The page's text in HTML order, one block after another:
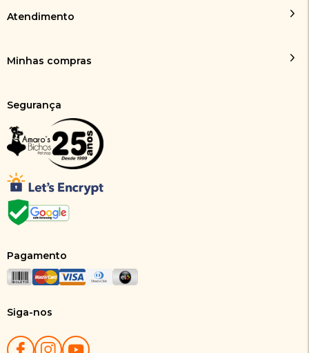
Atendimento
Minhas compras
Segurança
Pagamento
Siga-nos